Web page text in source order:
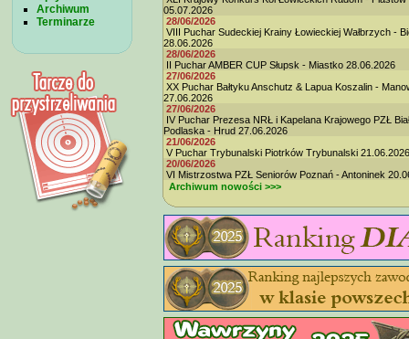
Archiwum
Terminarze
05.07.2026
28/06/2026
VIII Puchar Sudeckiej Krainy Łowieckiej Wałbrzych -
28.06.2026
28/06/2026
II Puchar AMBER CUP Słupsk - Miastko 28.06.2026
27/06/2026
XX Puchar Bałtyku Anschutz & Lapua Koszalin -
27.06.2026
27/06/2026
IV Puchar Prezesa NRŁ i Kapelana Krajowego PZŁ
Podlaska - Hrud 27.06.2026
21/06/2026
V Puchar Trybunalski Piotrków Trybunalski 21.06.2026
20/06/2026
VI Mistrzostwa PZŁ Seniorów Poznań - Antoninek
Archiwum nowości >>>